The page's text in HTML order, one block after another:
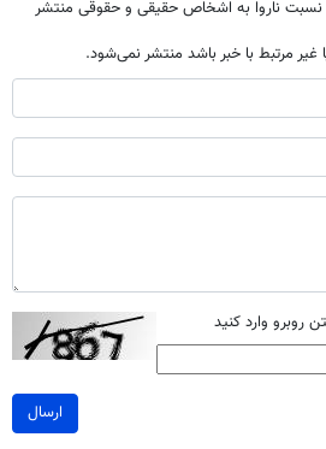
نسبت ناروا به اشخاص حقیقی و حقوقی منتشر
غیر مرتبط با خبر باشد منتشر نمی‌شود.
روبرو وارد کنید
ارسال